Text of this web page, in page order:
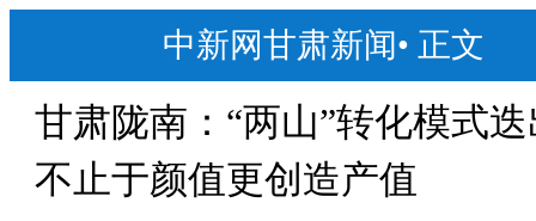
中新网甘肃新闻• 正文
甘肃陇南：“两山”转化模式
不止于颜值更创造产值